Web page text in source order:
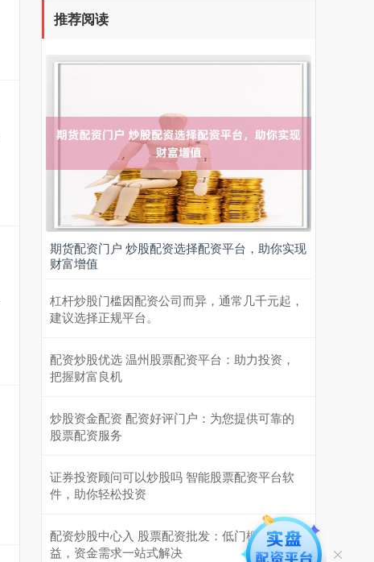
推荐阅读
期货配资门户 炒股配资选择配资平台，助你实现
财富增值
杠杆炒股门槛因配资公司而异，通常几千元起，
建议选择正规平台。
配资炒股优选 温州股票配资平台：助力投资，
把握财富良机
炒股资金配资 配资好评门户：为您提供可靠的
股票配资服务
证券投资顾问可以炒股吗 智能股票配资平台软
件，助你轻松投资
配资炒股中心入 股票配资批发：低门槛高收
益，资金需求一站式解决